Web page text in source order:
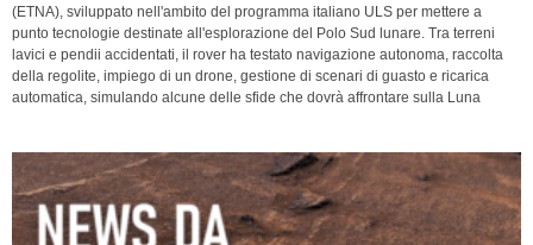
(ETNA), sviluppato nell'ambito del programma italiano ULS per mettere a
punto tecnologie destinate all'esplorazione del Polo Sud lunare. Tra terreni
lavici e pendii accidentati, il rover ha testato navigazione autonoma, raccolta
della regolite, impiego di un drone, gestione di scenari di guasto e ricarica
automatica, simulando alcune delle sfide che dovrà affrontare sulla Luna